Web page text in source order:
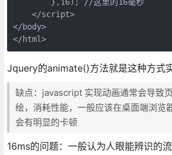
    </script>
</body>
</html>
Jquery的animate()方法就是这种方式实
缺点：javascript 实现动画通常会导致
绘，消耗性能，一般应该在桌面端浏览
会有明显的卡顿
16ms的问题：一般认为人眼能辨识的